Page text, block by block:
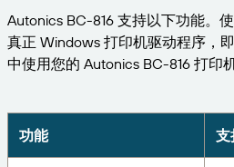
物品和库存跟踪
BarTender Track
按行业应用
航空航天
食品和饮料
学习
成功案例
博客
合作伙伴目录
通过合作伙伴目录查找
关于操作方法的文章。
联系支持人员
用
Seagull Software
Autonics BC-816 支持以下功能。
真正 Windows 打印机驱动程序，
中使用您的 Autonics BC-816 打印机
功能 支